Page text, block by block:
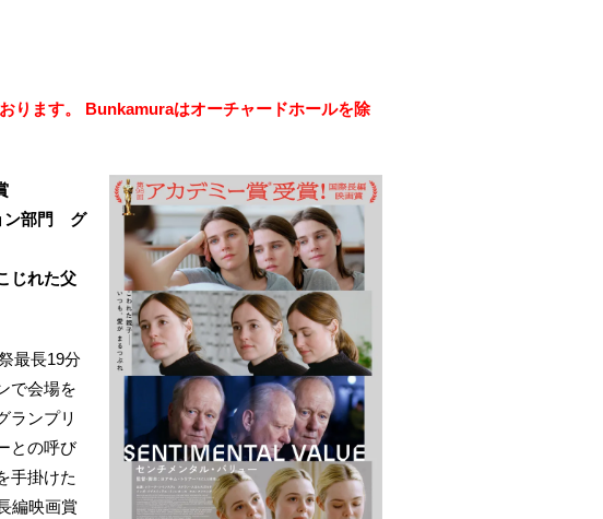
ります。 Bunkamuraはオーチャードホールを除
ン部門 グ
じれた父
最長19分
で会場を
ランプリ
との呼び
手掛けた
編映画賞